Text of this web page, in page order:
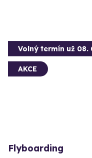
Volný termín už 08.
AKCE
Flyboarding